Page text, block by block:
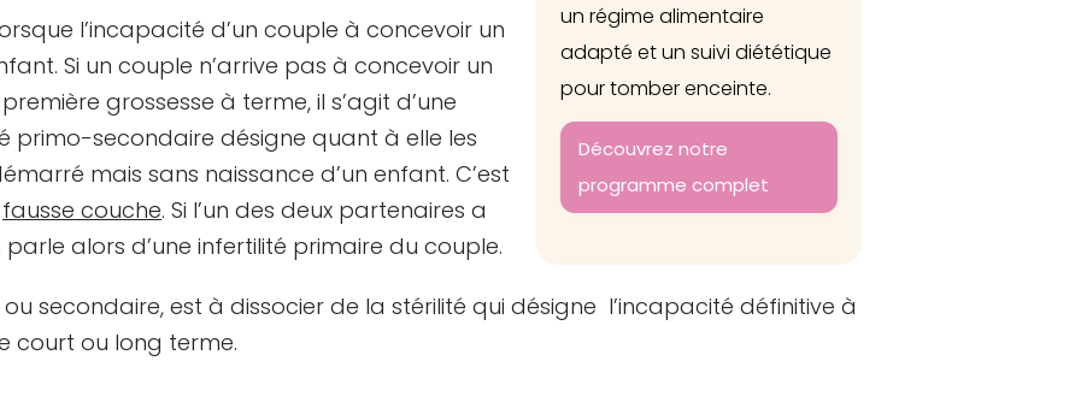
l’incapacité d’un couple à concevoir un
Si un couple n’arrive pas à concevoir un
grossesse à terme, il s’agit d’une
primo-secondaire désigne quant à elle les
mais sans naissance d’un enfant. C’est
fausse couche. Si l’un des deux partenaires a
alors d’une infertilité primaire du couple.
un régime alimentaire
adapté et un suivi diététique
pour tomber enceinte.
Découvrez notre
programme complet
ou secondaire, est à dissocier de la stérilité qui désigne l’incapacité définitive à
court ou long terme.